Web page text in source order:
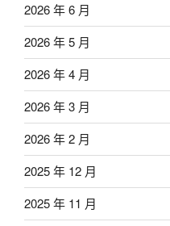
2026 年 6 月
2026 年 5 月
2026 年 4 月
2026 年 3 月
2026 年 2 月
2025 年 12 月
2025 年 11 月